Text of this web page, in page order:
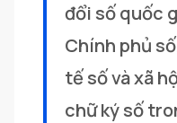
đổi số quốc
Chính phủ
tế số và xã
chữ ký số